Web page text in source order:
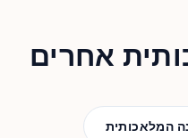
אחרים
המלאכותית